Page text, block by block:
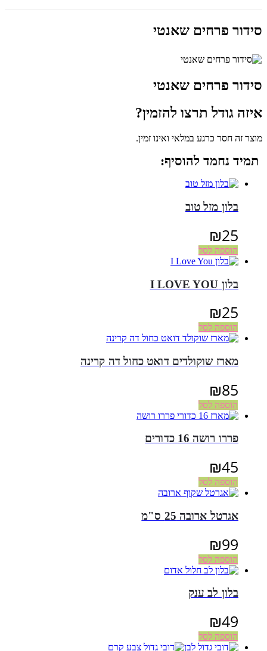
סידור פרחים שאנטי
סידור פרחים שאנטי
איזה גודל תרצו להזמין?
מוצר זה חסר כרגע במלאי ואינו זמין.
תמיד נחמד להוסיף:
בלון מזל טוב
₪25
הוספה לסל
בלון I LOVE YOU
₪25
הוספה לסל
מארז שוקולדים דואט כחול דה קרינה
₪85
הוספה לסל
פררו רושה 16 כדורים
₪45
הוספה לסל
אגרטל ארובה 25 ס"מ
₪99
הוספה לסל
בלון לב ענק
₪49
הוספה לסל